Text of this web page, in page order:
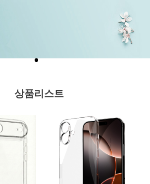
상품리스트